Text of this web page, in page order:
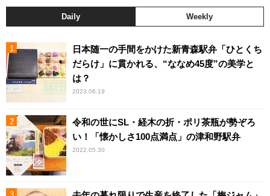
Daily Weekly
日本随一の手間をかけた新青森駅弁「ひとくち
だらけ」に貫かれる、“ななめ45度”の美学と
は？
2023.06.19
令和の世にSL・経木の折・ポリ茶瓶が勢ぞろ
い！「懐かしさ100点満点」の津和野駅弁
2022.05.30